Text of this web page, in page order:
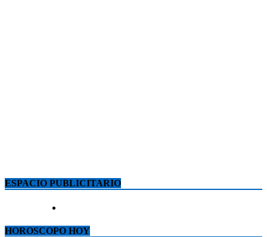
ESPACIO PUBLICITARIO
HOROSCOPO HOY